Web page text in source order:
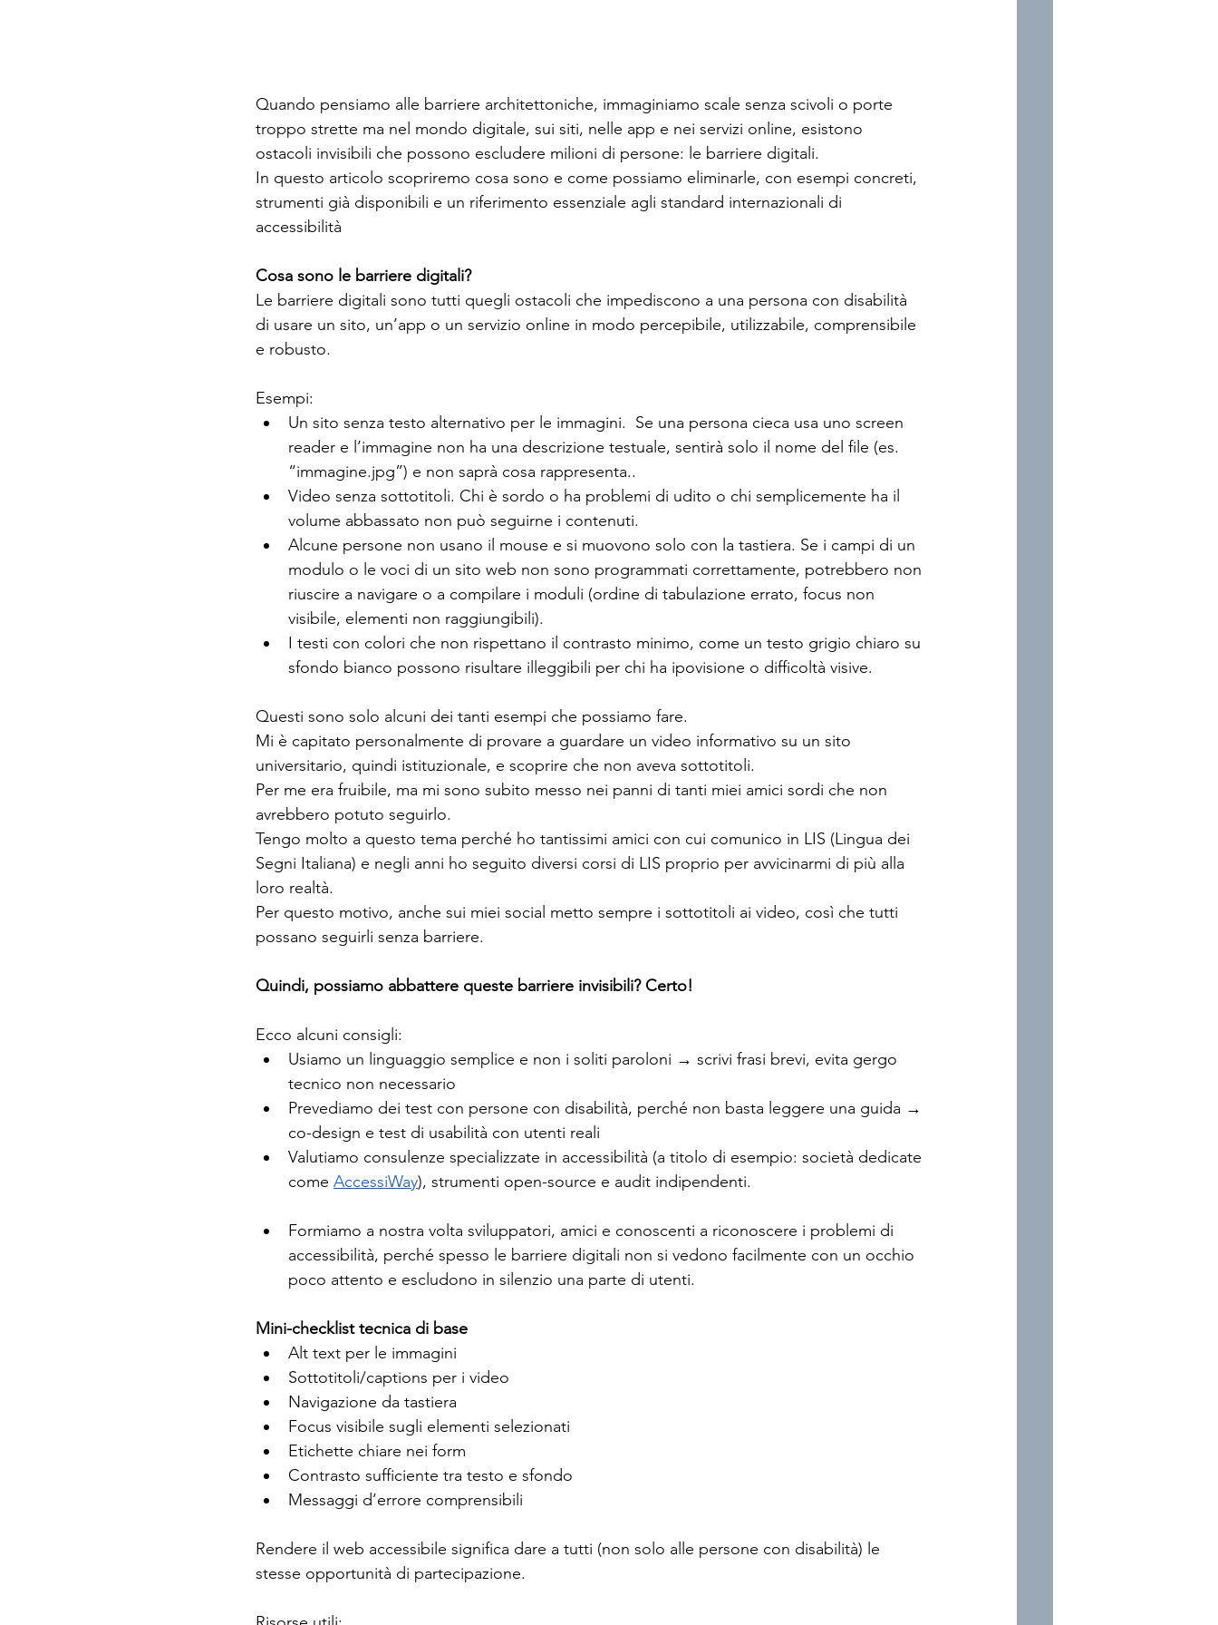
Quando pensiamo alle barriere architettoniche, immaginiamo scale senza scivoli o porte
troppo strette ma nel mondo digitale, sui siti, nelle app e nei servizi online, esistono
ostacoli invisibili che possono escludere milioni di persone: le barriere digitali.
In questo articolo scopriremo cosa sono e come possiamo eliminarle, con esempi concreti,
strumenti già disponibili e un riferimento essenziale agli standard internazionali di
accessibilità
Cosa sono le barriere digitali?
Le barriere digitali sono tutti quegli ostacoli che impediscono a una persona con disabilità
di usare un sito, un’app o un servizio online in modo percepibile, utilizzabile, comprensibile
e robusto.
Esempi:
Un sito senza testo alternativo per le immagini.  Se una persona cieca usa uno screen
reader e l’immagine non ha una descrizione testuale, sentirà solo il nome del file (es.
“immagine.jpg”) e non saprà cosa rappresenta..
Video senza sottotitoli. Chi è sordo o ha problemi di udito o chi semplicemente ha il
volume abbassato non può seguirne i contenuti.
Alcune persone non usano il mouse e si muovono solo con la tastiera. Se i campi di un
modulo o le voci di un sito web non sono programmati correttamente, potrebbero non
riuscire a navigare o a compilare i moduli (ordine di tabulazione errato, focus non
visibile, elementi non raggiungibili).
I testi con colori che non rispettano il contrasto minimo, come un testo grigio chiaro su
sfondo bianco possono risultare illeggibili per chi ha ipovisione o difficoltà visive.
Questi sono solo alcuni dei tanti esempi che possiamo fare.
Mi è capitato personalmente di provare a guardare un video informativo su un sito
universitario, quindi istituzionale, e scoprire che non aveva sottotitoli.
Per me era fruibile, ma mi sono subito messo nei panni di tanti miei amici sordi che non
avrebbero potuto seguirlo.
Tengo molto a questo tema perché ho tantissimi amici con cui comunico in LIS (Lingua dei
Segni Italiana) e negli anni ho seguito diversi corsi di LIS proprio per avvicinarmi di più alla
loro realtà.
Per questo motivo, anche sui miei social metto sempre i sottotitoli ai video, così che tutti
possano seguirli senza barriere.
Quindi, possiamo abbattere queste barriere invisibili? Certo!
Ecco alcuni consigli:
Usiamo un linguaggio semplice e non i soliti paroloni → scrivi frasi brevi, evita gergo
tecnico non necessario
Prevediamo dei test con persone con disabilità, perché non basta leggere una guida →
co-design e test di usabilità con utenti reali
Valutiamo consulenze specializzate in accessibilità (a titolo di esempio: società dedicate
come AccessiWay), strumenti open-source e audit indipendenti.
Formiamo a nostra volta sviluppatori, amici e conoscenti a riconoscere i problemi di
accessibilità, perché spesso le barriere digitali non si vedono facilmente con un occhio
poco attento e escludono in silenzio una parte di utenti.
Mini-checklist tecnica di base
Alt text per le immagini
Sottotitoli/captions per i video
Navigazione da tastiera
Focus visibile sugli elementi selezionati
Etichette chiare nei form
Contrasto sufficiente tra testo e sfondo
Messaggi d’errore comprensibili
Rendere il web accessibile significa dare a tutti (non solo alle persone con disabilità) le
stesse opportunità di partecipazione.